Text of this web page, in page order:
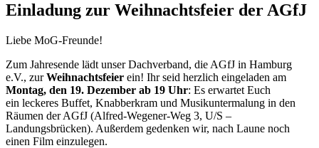
Einladung zur Weihnachtsfeier der AGfJ
Liebe MoG-Freunde!
Zum Jahresende lädt unser Dachverband, die AGfJ in Hamburg
e.V., zurWeihnachtsfeier ein! Ihr seid herzlich eingeladen am
Montag, den 19. Dezember ab 19 Uhr: Es erwartet Euch
ein leckeres Buffet, Knabberkram und Musikuntermalung in den
Räumen der AGfJ (Alfred-Wegener-Weg 3, U/S –
Landungsbrücken). Außerdem gedenken wir, nach Laune noch
einen Film einzulegen.